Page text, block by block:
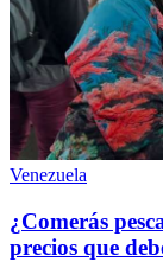
Venezuela
¿Comerás
precios que